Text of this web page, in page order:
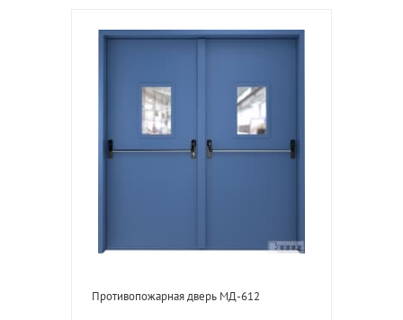
Противопожарная дверь МД-612